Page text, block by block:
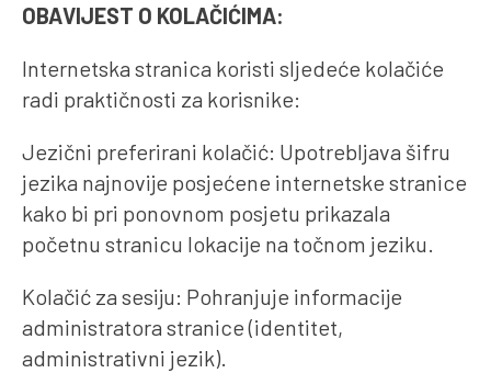
OBAVIJEST O KOLAČIĆIMA:
Internetska stranica koristi sljedeće kolačiće
radi praktičnosti za korisnike:
Jezični preferirani kolačić: Upotrebljava šifru
jezika najnovije posjećene internetske stranice
kako bi pri ponovnom posjetu prikazala
početnu stranicu lokacije na točnom jeziku.
Kolačić za sesiju: Pohranjuje informacije
administratora stranice (identitet,
administrativni jezik).